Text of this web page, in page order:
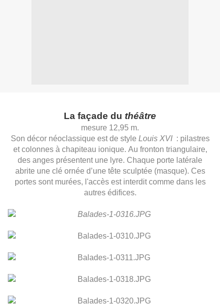
La façade du théâtre
mesure 12,95 m.
Son décor néoclassique est de style Louis XVI : pilastres
et colonnes à chapiteau ionique. Au fronton triangulaire,
des anges présentent une lyre. Chaque porte latérale
abrite une clé ornée d’une tête sculptée (masque). Ces
portes sont murées, l'accès est interdit comme dans les
autres édifices.